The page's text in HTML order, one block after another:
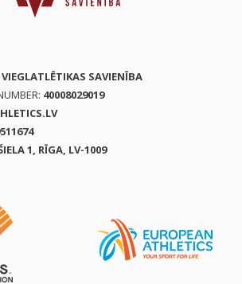
SAVIENĪBA
40008029019
1, RĪGA, LV-1009